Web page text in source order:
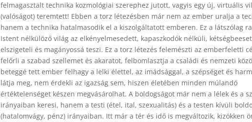
felmagasztalt technika kozmológiai szerephez jutott, vagyis egy új, virtuális
(valóságot) teremtett! Ebben a torz létezésben már nem az ember uralja a
hanem a technika hatalmasodik el a kiszolgáltatott emberen. Ez a látszólag
Istent nélkülöző világ az elkényelmesedett, kapaszkodók nélküli,
elszigeteli és magányossá teszi. Ez a torz létezés felemészti az emberfeletti
felőrli a szabad szellemet és akaratot, felbomlasztja a családi és nemzeti
beteggé tett ember felhagy a lelki élettel, az imádsággal, a szépséget és
látja meg, nem érdekli az igazság sem, hiszen életében minden múlandó
értéktelenséget készen megvásárolhat. A boldogságot már nem a lélek és a
irányaiban keresi, hanem a testi (étel, ital, szexualitás) és a testen kívüli
(hatalomvágy, pénz) irányaiban. Itt már a tér és idő is megváltozik, kizökken